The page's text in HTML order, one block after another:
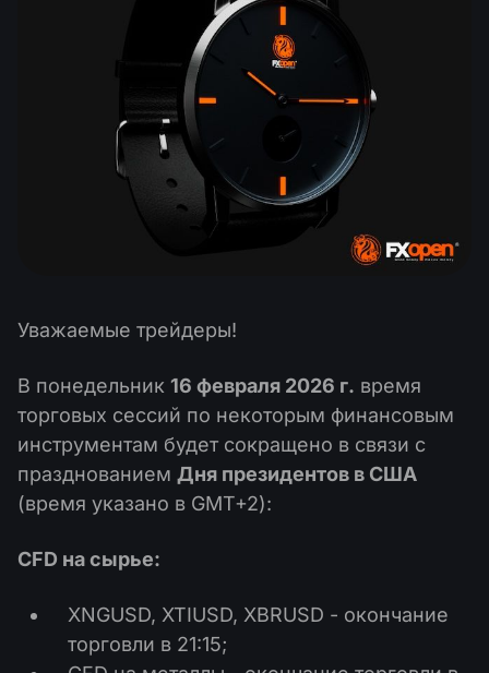
Провайдеры и Подписчики
Календарь дивидендов
Форум Трейдеров
База знаний
Что такое торговля CFD?
Что такое ECN торговля?
Связаться с нами
Уважаемые трейдеры!
В понедельник 16 февраля 2026 г. время
торговых сессий по некоторым финансовым
инструментам будет сокращено в связи с
празднованием Дня президентов в США
(время указано в GMT+2):
CFD на сырье:
XNGUSD, XTIUSD, XBRUSD - окончание
торговли в 21:15;